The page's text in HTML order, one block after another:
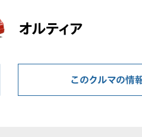
オルティア
このクルマの情